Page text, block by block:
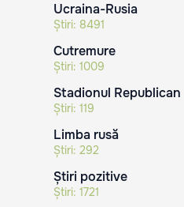
Ucraina-Rusia
Știri: 8491
Cutremure
Știri: 1009
Stadionul Republican
Știri: 119
Limba rusă
Știri: 292
Știri pozitive
Știri: 1721